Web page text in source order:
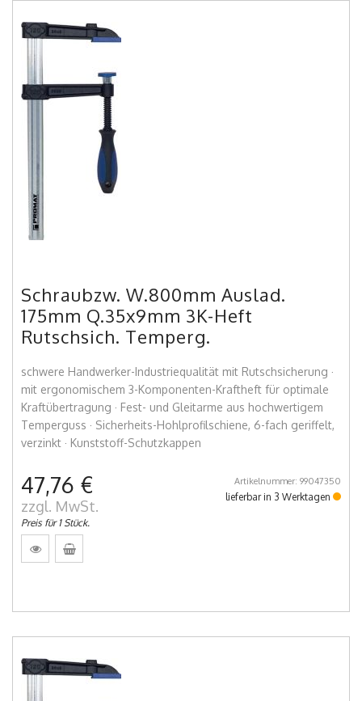
Schraubzw. W.800mm Auslad.
175mm Q.35x9mm 3K-Heft
Rutschsich. Temperg.
schwere Handwerker-Industriequalität mit Rutschsicherung ·
mit ergonomischem 3-Komponenten-Kraftheft für optimale
Kraftübertragung · Fest- und Gleitarme aus hochwertigem
Temperguss · Sicherheits-Hohlprofilschiene, 6-fach geriffelt,
verzinkt · Kunststoff-Schutzkappen
47,76 €
zzgl. MwSt.
Preis für 1 Stück.
Artikelnummer: 99047350
lieferbar in 3 Werktagen